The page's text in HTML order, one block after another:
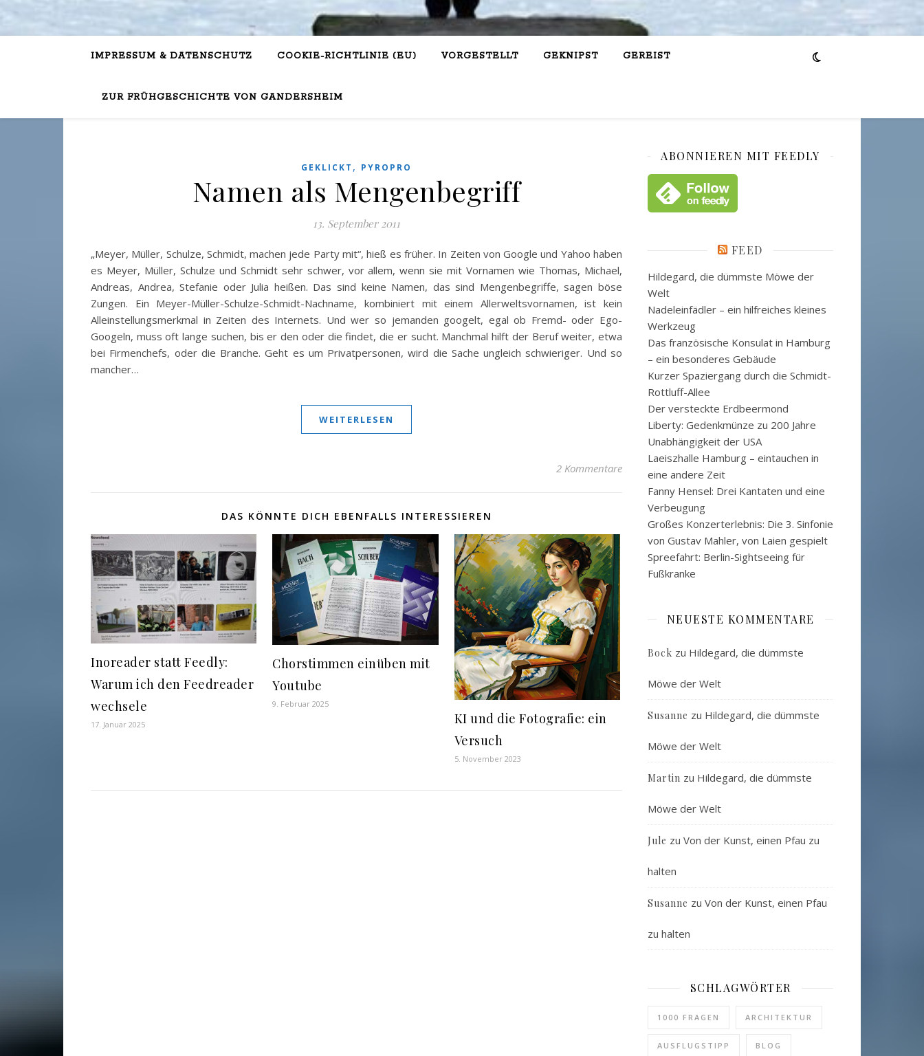
IMPRESSUM & DATENSCHUTZ COOKIE-RICHTLINIE (EU) VORGESTELLT GEKNIPST GEREIST
ZUR FRÜHGESCHICHTE VON GANDERSHEIM
GEKLICKT , PYROPRO
Namen als Mengenbegriff
13. September 2011
„Meyer, Müller, Schulze, Schmidt, machen jede Party mit“, hieß es früher. In Zeiten von Google und Yahoo haben
es Meyer, Müller, Schulze und Schmidt sehr schwer, vor allem, wenn sie mit Vornamen wie Thomas, Michael,
Andreas, Andrea, Stefanie oder Julia heißen. Das sind keine Namen, das sind Mengenbegriffe, sagen böse
Zungen. Ein Meyer-Müller-Schulze-Schmidt-Nachname, kombiniert mit einem Allerweltsvornamen, ist kein
Alleinstellungsmerkmal in Zeiten des Internets. Und wer so jemanden googelt, egal ob Fremd- oder Ego-
Googeln, muss oft lange suchen, bis er den oder die findet, die er sucht. Manchmal hilft der Beruf weiter, etwa
bei Firmenchefs, oder die Branche. Geht es um Privatpersonen, wird die Sache ungleich schwieriger. Und so
mancher…
WEITERLESEN
2 Kommentare
DAS KÖNNTE DICH EBENFALLS INTERESSIEREN
Inoreader statt Feedly:
Warum ich den Feedreader
wechsele
17. Januar 2025
Chorstimmen einüben mit
Youtube
9. Februar 2025
KI und die Fotografie: ein
Versuch
5. November 2023
ABONNIEREN MIT FEEDLY
FEED
Hildegard, die dümmste Möwe der
Welt
Nadeleinfädler – ein hilfreiches kleines
Werkzeug
Das französische Konsulat in Hamburg
– ein besonderes Gebäude
Kurzer Spaziergang durch die Schmidt-
Rottluff-Allee
Der versteckte Erdbeermond
Liberty: Gedenkmünze zu 200 Jahre
Unabhängigkeit der USA
Laeiszhalle Hamburg – eintauchen in
eine andere Zeit
Fanny Hensel: Drei Kantaten und eine
Verbeugung
Großes Konzerterlebnis: Die 3. Sinfonie
von Gustav Mahler, von Laien gespielt
Spreefahrt: Berlin-Sightseeing für
Fußkranke
NEUESTE KOMMENTARE
Bock zu Hildegard, die dümmste
Möwe der Welt
Susanne zu Hildegard, die dümmste
Möwe der Welt
Martin zu Hildegard, die dümmste
Möwe der Welt
Jule zu Von der Kunst, einen Pfau zu
halten
Susanne zu Von der Kunst, einen Pfau
zu halten
SCHLAGWÖRTER
1000 FRAGEN ARCHITEKTUR
AUSFLUGSTIPP BLOG